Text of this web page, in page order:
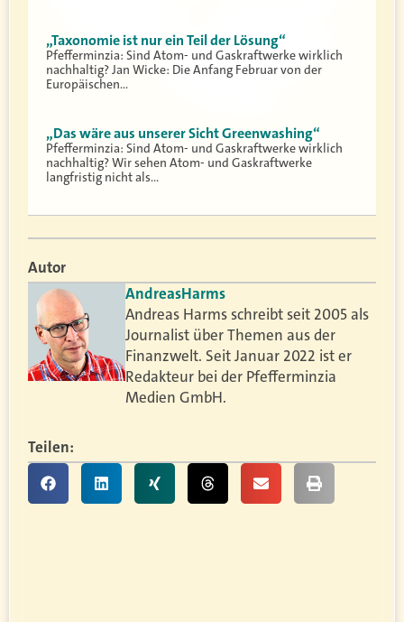
„Taxonomie ist nur ein Teil der Lösung“
Pfefferminzia: Sind Atom- und Gaskraftwerke wirklich
nachhaltig? Jan Wicke: Die Anfang Februar von der
Europäischen…
„Das wäre aus unserer Sicht Greenwashing“
Pfefferminzia: Sind Atom- und Gaskraftwerke wirklich
nachhaltig? Wir sehen Atom- und Gaskraftwerke
langfristig nicht als…
Autor
AndreasHarms
Andreas Harms schreibt seit 2005 als
Journalist über Themen aus der
Finanzwelt. Seit Januar 2022 ist er
Redakteur bei der Pfefferminzia
Medien GmbH.
Teilen: